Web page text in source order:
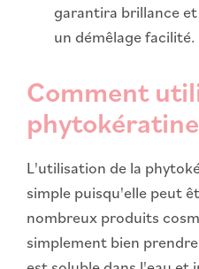
garantira brillance
un démêlage facilité.
Comment
L'utilisation de la
simple puisqu'elle peut
nombreux produits
simplement bien